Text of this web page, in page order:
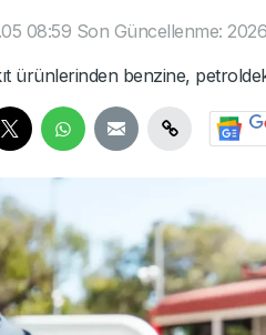
08:59 Son Güncellenme:
ürünlerinden benzine,